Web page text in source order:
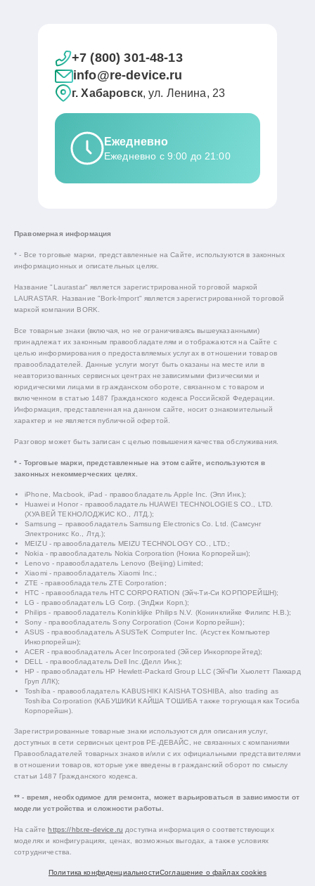
+7 (800) 301-48-13
info@re-device.ru
г. Хабаровск, ул. Ленина, 23
Ежедневно
Ежедневно с 9:00 до 21:00
Правомерная информация
* - Все торговые марки, представленные на Сайте, используются в законных
информационных и описательных целях.
Название "Laurastar" является зарегистрированной торговой маркой
LAURASTAR. Название "Bork-Import" является зарегистрированной торговой
маркой компании BORK.
Все товарные знаки (включая, но не ограничиваясь вышеуказанными)
принадлежат их законным правообладателям и отображаются на Сайте с
целью информирования о предоставляемых услугах в отношении товаров
правообладателей. Данные услуги могут быть оказаны на месте или в
неавторизованных сервисных центрах независимыми физическими и
юридическими лицами в гражданском обороте, связанном с товаром и
включенном в статью 1487 Гражданского кодекса Российской Федерации.
Информация, представленная на данном сайте, носит ознакомительный
характер и не является публичной офертой.
Разговор может быть записан с целью повышения качества обслуживания.
* - Торговые марки, представленные на этом сайте, используются в
законных некоммерческих целях.
iPhone, Macbook, iPad - правообладатель Apple Inc. (Эпл Инк.);
Huawei и Honor - правообладатель HUAWEI TECHNOLOGIES CO., LTD.
(ХУАВЕЙ ТЕКНОЛОДЖИС КО., ЛТД.);
Samsung – правообладатель Samsung Electronics Co. Ltd. (Самсунг
Электроникс Ко., Лтд.);
MEIZU - правообладатель MEIZU TECHNOLOGY CO., LTD.;
Nokia - правообладатель Nokia Corporation (Нокиа Корпорейшн);
Lenovo - правообладатель Lenovo (Beijing) Limited;
Xiaomi - правообладатель Xiaomi Inc.;
ZTE - правообладатель ZTE Corporation;
HTC - правообладатель HTC CORPORATION (Эйч-Ти-Си КОРПОРЕЙШН);
LG - правообладатель LG Corp. (ЭлДжи Корп.);
Philips - правообладатель Koninklijke Philips N.V. (Конинклийке Филипс Н.В.);
Sony - правообладатель Sony Corporation (Сони Корпорейшн);
ASUS - правообладатель ASUSTeK Computer Inc. (Асустек Компьютер
Инкорпорейшн);
ACER - правообладатель Acer Incorporated (Эйсер Инкорпорейтед);
DELL - правообладатель Dell Inc.(Делл Инк.);
HP - правообладатель HP Hewlett-Packard Group LLC (ЭйчПи Хьюлетт Паккард
Груп ЛЛК);
Toshiba - правообладатель KABUSHIKI KAISHA TOSHIBA, also trading as
Toshiba Corporation (КАБУШИКИ КАЙША ТОШИБА также торгующая как Тосиба
Корпорейшн).
Зарегистрированные товарные знаки используются для описания услуг,
доступных в сети сервисных центров РЕ-ДЕВАЙС, не связанных с компаниями
Правообладателей товарных знаков и/или с их официальными представителями
в отношении товаров, которые уже введены в гражданский оборот по смыслу
статьи 1487 Гражданского кодекса.
** - время, необходимое для ремонта, может варьироваться в зависимости от
модели устройства и сложности работы.
На сайтеhttps://hbr.re-device.ru доступна информация о соответствующих
моделях и конфигурациях, ценах, возможных выгодах, а также условиях
сотрудничества.
Политика конфиденциальностиСоглашение о файлах cookies